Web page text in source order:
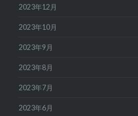
2023年12月
2023年10月
2023年9月
2023年8月
2023年7月
2023年6月